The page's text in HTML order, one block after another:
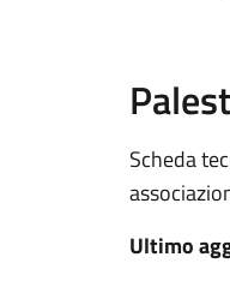
Scheda
Ultimo